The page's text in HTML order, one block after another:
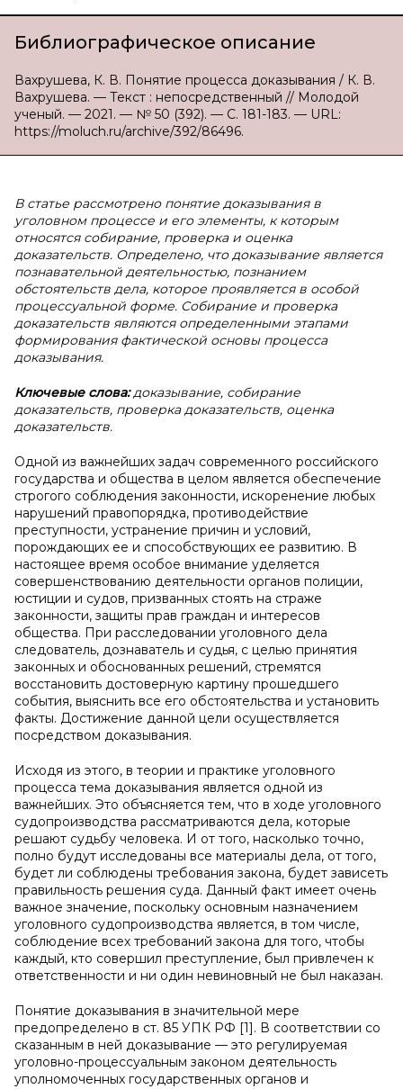
Библиографическое описание
Вахрушева, К. В. Понятие процесса доказывания / К. В.
Вахрушева. — Текст : непосредственный // Молодой
ученый. — 2021. — № 50 (392). — С. 181-183. — URL:
https://moluch.ru/archive/392/86496.
В статье рассмотрено понятие доказывания в
уголовном процессе и его элементы, к которым
относятся собирание, проверка и оценка
доказательств. Определено, что доказывание является
познавательной деятельностью, познанием
обстоятельств дела, которое проявляется в особой
процессуальной форме. Собирание и проверка
доказательств являются определенными этапами
формирования фактической основы процесса
доказывания.
Ключевые слова:доказывание, собирание
доказательств, проверка доказательств, оценка
доказательств.
Одной из важнейших задач современного российского
государства и общества в целом является обеспечение
строгого соблюдения законности, искоренение любых
нарушений правопорядка, противодействие
преступности, устранение причин и условий,
порождающих ее и способствующих ее развитию. В
настоящее время особое внимание уделяется
совершенствованию деятельности органов полиции,
юстиции и судов, призванных стоять на страже
законности, защиты прав граждан и интересов
общества. При расследовании уголовного дела
следователь, дознаватель и судья, с целью принятия
законных и обоснованных решений, стремятся
восстановить достоверную картину прошедшего
события, выяснить все его обстоятельства и установить
факты. Достижение данной цели осуществляется
посредством доказывания.
Исходя из этого, в теории и практике уголовного
процесса тема доказывания является одной из
важнейших. Это объясняется тем, что в ходе уголовного
судопроизводства рассматриваются дела, которые
решают судьбу человека. И от того, насколько точно,
полно будут исследованы все материалы дела, от того,
будет ли соблюдены требования закона, будет зависеть
правильность решения суда. Данный факт имеет очень
важное значение, поскольку основным назначением
уголовного судопроизводства является, в том числе,
соблюдение всех требований закона для того, чтобы
каждый, кто совершил преступление, был привлечен к
ответственности и ни один невиновный не был наказан.
Понятие доказывания в значительной мере
предопределено в ст. 85 УПК РФ [1]. В соответствии со
сказанным в ней доказывание — это регулируемая
уголовно-процессуальным законом деятельность
уполномоченных государственных органов и